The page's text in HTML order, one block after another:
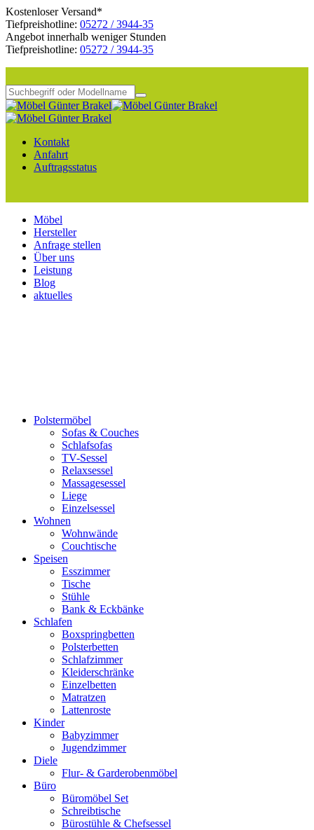
Kostenloser Versand*
Tiefpreishotline: 05272 / 3944-35
Angebot innerhalb weniger Stunden
Tiefpreishotline: 05272 / 3944-35
Kontakt
Anfahrt
Auftragsstatus
Möbel
Hersteller
Anfrage stellen
Über uns
Leistung
Blog
aktuelles
Polstermöbel
Sofas & Couches
Schlafsofas
TV-Sessel
Relaxsessel
Massagesessel
Liege
Einzelsessel
Wohnen
Wohnwände
Couchtische
Speisen
Esszimmer
Tische
Stühle
Bank & Eckbänke
Schlafen
Boxspringbetten
Polsterbetten
Schlafzimmer
Kleiderschränke
Einzelbetten
Matratzen
Lattenroste
Kinder
Babyzimmer
Jugendzimmer
Diele
Flur- & Garderobenmöbel
Büro
Büromöbel Set
Schreibtische
Bürostühle & Chefsessel